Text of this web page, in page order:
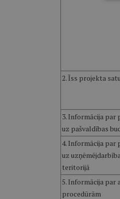
2. Īss projekta
3. Informācija
uz pašvaldības
4. Informācija
uz
teritorijā
5. Informācija par
procedūrām